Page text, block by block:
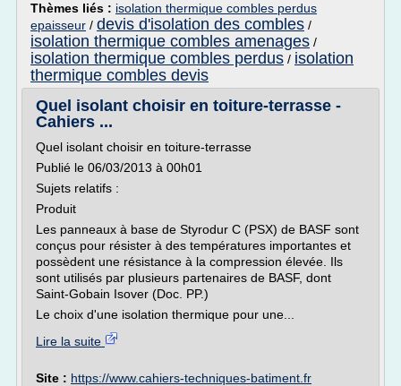
Thèmes liés : isolation thermique combles perdus
epaisseur / devis d'isolation des combles /
isolation thermique combles amenages /
isolation thermique combles perdus / isolation
thermique combles devis
Quel isolant choisir en toiture-terrasse -
Cahiers ...
Quel isolant choisir en toiture-terrasse
Publié le 06/03/2013 à 00h01
Sujets relatifs :
Produit
Les panneaux à base de Styrodur C (PSX) de BASF sont
conçus pour résister à des températures importantes et
possèdent une résistance à la compression élevée. Ils
sont utilisés par plusieurs partenaires de BASF, dont
Saint-Gobain Isover (Doc. PP.)
Le choix d'une isolation thermique pour une...
Lire la suite
Site : https://www.cahiers-techniques-batiment.fr